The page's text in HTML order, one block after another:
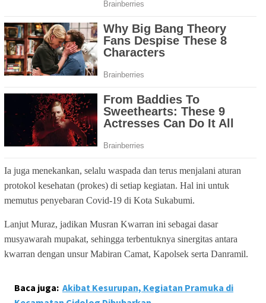
Ia juga menekankan, selalu waspada dan terus menjalani aturan
protokol kesehatan (prokes) di setiap kegiatan. Hal ini untuk
memutus penyebaran Covid-19 di Kota Sukabumi.
Lanjut Muraz, jadikan Musran Kwarran ini sebagai dasar
musyawarah mupakat, sehingga terbentuknya sinergitas antara
kwarran dengan unsur Mabiran Camat, Kapolsek serta Danramil.
Baca juga: Akibat Kesurupan, Kegiatan Pramuka di